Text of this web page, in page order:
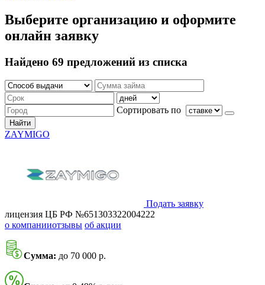
Выберите организацию и оформите
онлайн заявку
Найдено 69 предложений из списка
Сортировать по
Найти
ZAYMIGO
Подать заявку
лицензия ЦБ РФ №651303322004222
о компанииотзывы об акции
Сумма: до 70 000 р.